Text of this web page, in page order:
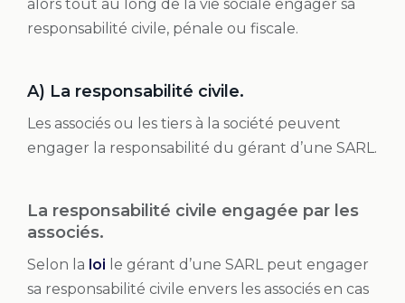
alors tout au long de la vie sociale engager sa
responsabilité civile, pénale ou fiscale.
A) La responsabilité civile.
Les associés ou les tiers à la société peuvent
engager la responsabilité du gérant d’une SARL.
La responsabilité civile engagée par les
associés.
Selon la loi le gérant d’une SARL peut engager
sa responsabilité civile envers les associés en cas